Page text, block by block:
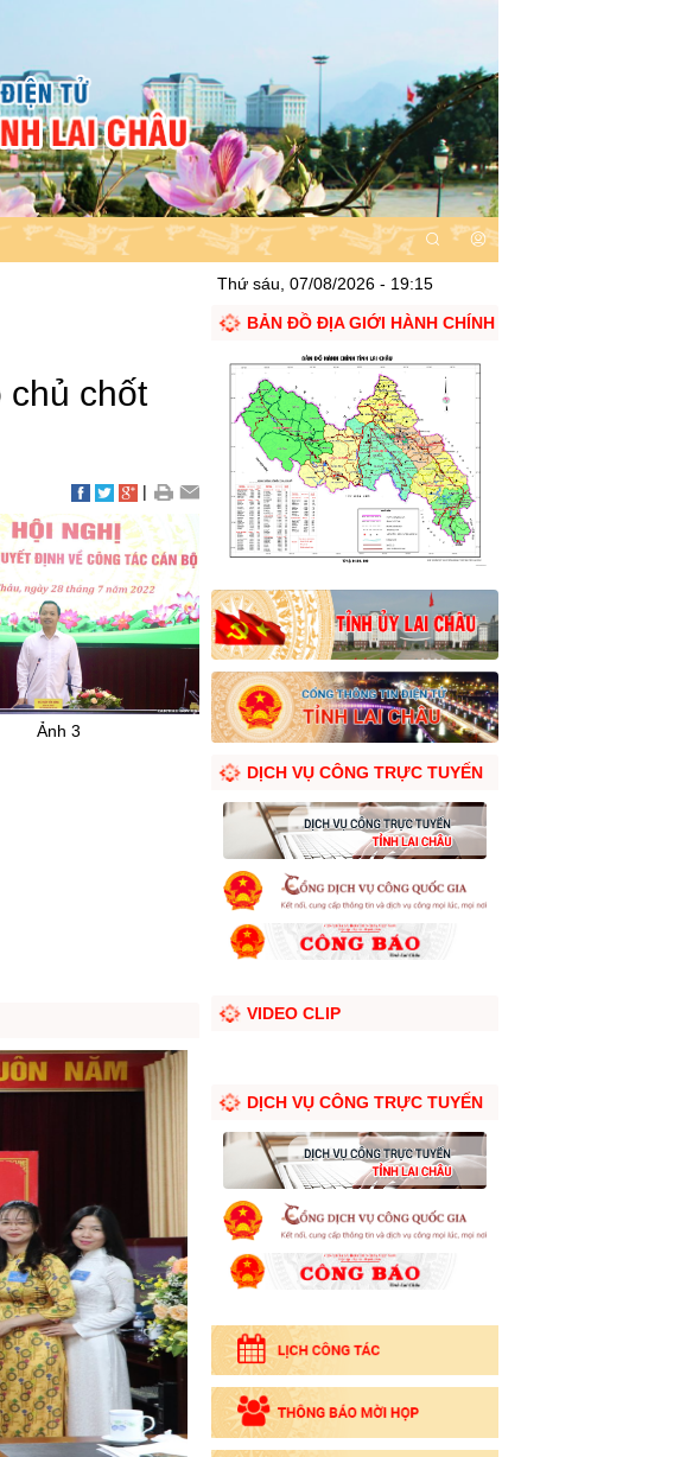
Thứ sáu, 07/08/2026 - 19:15
chủ chốt
|
Ảnh 3
BẢN ĐỒ ĐỊA GIỚI HÀNH CHÍNH
DỊCH VỤ CÔNG TRỰC TUYẾN
VIDEO CLIP
DỊCH VỤ CÔNG TRỰC TUYẾN